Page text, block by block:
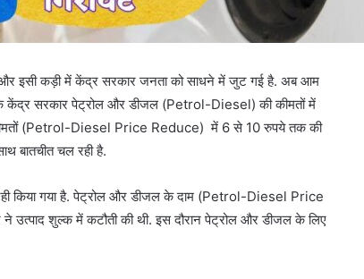
कड़ी में केंद्र सरकार जनता को साधने में जुट गई है. अब आम
केंद्र सरकार पेट्रोल और डीजल (Petrol-Diesel) की कीमतों में
(Petrol-Diesel Price Reduce) में 6 से 10 रुपये तक की
बातचीत चल रही है.
किया गया है. पेट्रोल और डीजल के दाम (Petrol-Diesel Price
उत्पाद शुल्क में कटौती की थी. इस दौरान पेट्रोल और डीजल के लिए